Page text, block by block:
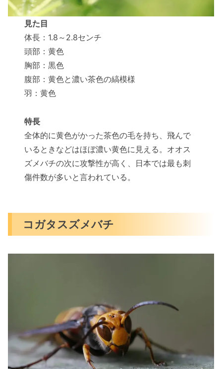
見た目
体長：1.8～2.8センチ
頭部：黄色
胸部：黒色
腹部：黄色と濃い茶色の縞模様
羽：黄色
特長
全体的に黄色がかった茶色の毛を持ち、飛んで
いるときなどはほぼ濃い黄色に見える。オオス
ズメバチの次に攻撃性が高く、日本では最も刺
傷件数が多いと言われている。
コガタスズメバチ